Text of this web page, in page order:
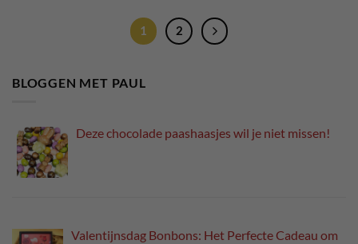
1 2
BLOGGEN MET PAUL
Deze chocolade paashaasjes wil je niet missen!
Valentijnsdag Bonbons: Het Perfecte Cadeau om